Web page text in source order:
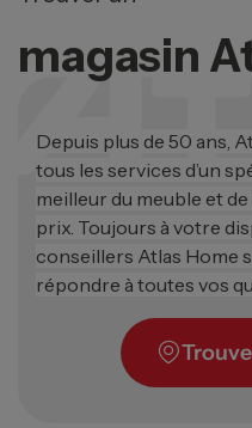
magasin
Depuis plus de 50 ans,
tous les services d’un
meilleur du meuble et
prix. Toujours à votre
conseillers Atlas Home
répondre à toutes vos